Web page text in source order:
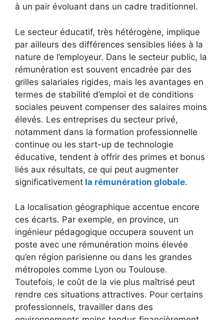
à un pair évoluant dans un cadre traditionnel.
Le secteur éducatif, très hétérogène, implique
par ailleurs des différences sensibles liées à la
nature de l’employeur. Dans le secteur public, la
rémunération est souvent encadrée par des
grilles salariales rigides, mais les avantages en
termes de stabilité d’emploi et de conditions
sociales peuvent compenser des salaires moins
élevés. Les entreprises du secteur privé,
notamment dans la formation professionnelle
continue ou les start-up de technologie
éducative, tendent à offrir des primes et bonus
liés aux résultats, ce qui peut augmenter
significativement la rémunération globale.
La localisation géographique accentue encore
ces écarts. Par exemple, en province, un
ingénieur pédagogique occupera souvent un
poste avec une rémunération moins élevée
qu’en région parisienne ou dans les grandes
métropoles comme Lyon ou Toulouse.
Toutefois, le coût de la vie plus maîtrisé peut
rendre ces situations attractives. Pour certains
professionnels, travailler dans des